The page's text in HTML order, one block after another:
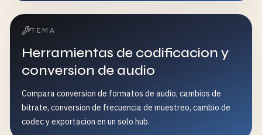
TEMA
Herramientas de codificacion y
conversion de audio
Compara conversion de formatos de audio, cambios de
bitrate, conversion de frecuencia de muestreo, cambio de
codec y exportacion en un solo hub.